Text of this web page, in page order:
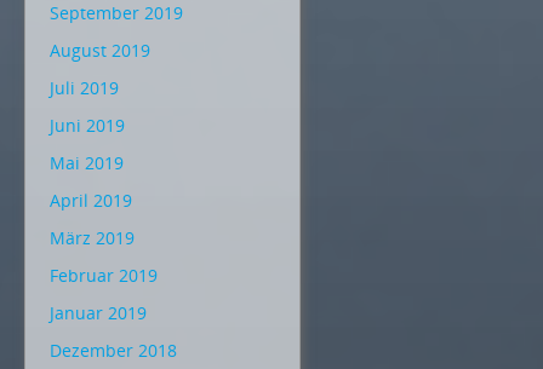
September 2019
August 2019
Juli 2019
Juni 2019
Mai 2019
April 2019
März 2019
Februar 2019
Januar 2019
Dezember 2018